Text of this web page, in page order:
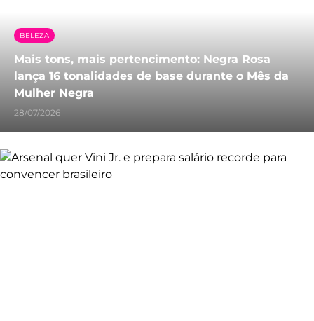
BELEZA
Mais tons, mais pertencimento: Negra Rosa
lança 16 tonalidades de base durante o Mês da
Mulher Negra
28/07/2026